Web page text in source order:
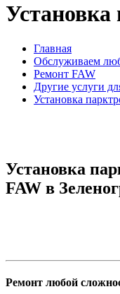
Главная
Обслуживаем
Ремонт FAW
Другие услуги
Установка
Установка
FAW в
Ремонт любой